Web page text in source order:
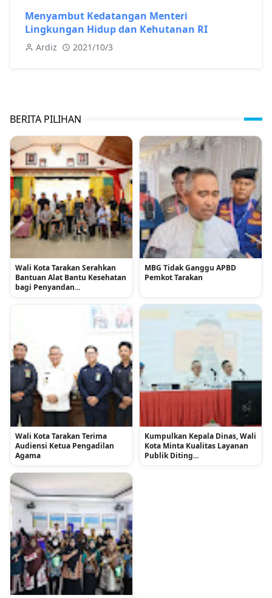
Menyambut Kedatangan Menteri
Lingkungan Hidup dan Kehutanan RI
Ardiz 2021/10/3
BERITA PILIHAN
Wali Kota Tarakan Serahkan
Bantuan Alat Bantu Kesehatan
bagi Penyandan...
MBG Tidak Ganggu APBD
Pemkot Tarakan
Wali Kota Tarakan Terima
Audiensi Ketua Pengadilan
Agama
Kumpulkan Kepala Dinas, Wali
Kota Minta Kualitas Layanan
Publik Diting...